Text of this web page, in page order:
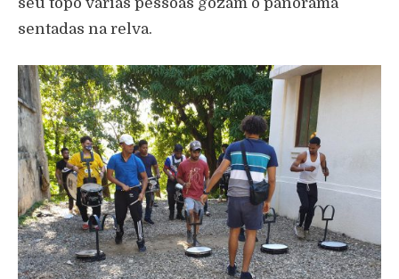
sentadas na relva.